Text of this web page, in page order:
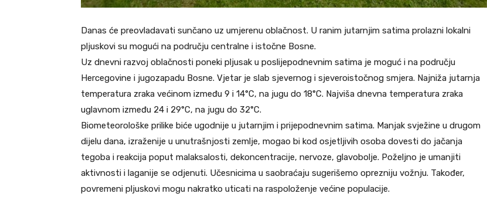
Danas će preovladavati sunčano uz umjerenu oblačnost. U ranim jutarnjim satima prolazni lokalni
pljuskovi su mogući na području centralne i istočne Bosne.
Uz dnevni razvoj oblačnosti poneki pljusak u poslijepodnevnim satima je moguć i na području
Hercegovine i jugozapadu Bosne. Vjetar je slab sjevernog i sjeveroistočnog smjera. Najniža jutarnja
temperatura zraka većinom između 9 i 14°C, na jugu do 18°C. Najviša dnevna temperatura zraka
uglavnom između 24 i 29°C, na jugu do 32°C.
Biometeorološke prilike biće ugodnije u jutarnjim i prijepodnevnim satima. Manjak svježine u drugom
dijelu dana, izraženije u unutrašnjosti zemlje, mogao bi kod osjetljivih osoba dovesti do jačanja
tegoba i reakcija poput malaksalosti, dekoncentracije, nervoze, glavobolje. Poželjno je umanjiti
aktivnosti i laganije se odjenuti. Učesnicima u saobraćaju sugerišemo oprezniju vožnju. Također,
povremeni pljuskovi mogu nakratko uticati na raspoloženje većine populacije.